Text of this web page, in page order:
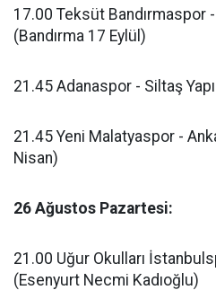
17.00 Teksüt Bandırmaspor
(Bandırma 17 Eylül)
21.45 Adanaspor - Siltaş
21.45 Yeni Malatyaspor -
Nisan)
26 Ağustos Pazartesi:
21.00 Uğur Okulları
(Esenyurt Necmi Kadıoğlu)